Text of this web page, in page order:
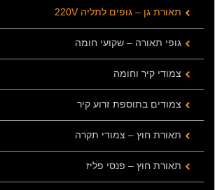
תאורת גן – גופים לתליה 220V
גופי תאורה – שקועי חומה
צמודי קיר וחומה
צמודים בתוספת זרוע קיר
תאורת חוץ – צמודי תקרה
תאורת חוץ – פנסי פליז